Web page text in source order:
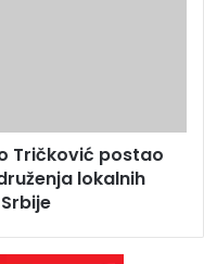
Tričković postao
lokalnih